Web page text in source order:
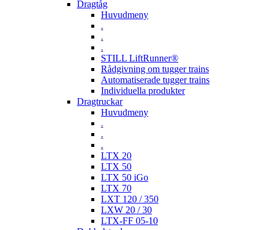
Dragtåg
Huvudmeny
.
.
.
STILL LiftRunner®
Rådgivning om tugger trains
Automatiserade tugger trains
Individuella produkter
Dragtruckar
Huvudmeny
.
.
.
LTX 20
LTX 50
LTX 50 iGo
LTX 70
LXT 120 / 350
LXW 20 / 30
LTX-FF 05-10